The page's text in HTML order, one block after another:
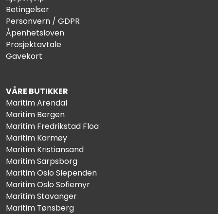
Betingelser
Personvern / GDPR
Åpenhetsloven
Prosjektavtale
Gavekort
VÅRE BUTIKKER
Maritim Arendal
Maritim Bergen
Maritim Fredrikstad Floa
Maritim Karmøy
Maritim Kristiansand
Maritim Sarpsborg
Maritim Oslo Slependen
Maritim Oslo Sofiemyr
Maritim Stavanger
Maritim Tønsberg